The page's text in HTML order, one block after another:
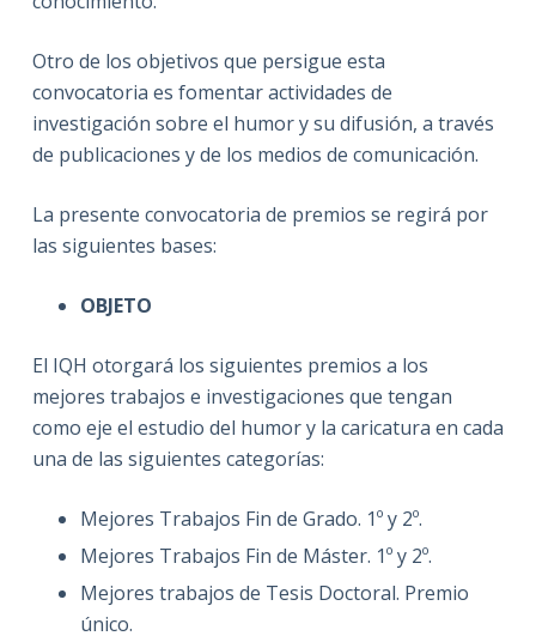
Otro de los objetivos que persigue esta
convocatoria es fomentar actividades de
investigación sobre el humor y su difusión, a través
de publicaciones y de los medios de comunicación.
La presente convocatoria de premios se regirá por
las siguientes bases:
OBJETO
El IQH otorgará los siguientes premios a los
mejores trabajos e investigaciones que tengan
como eje el estudio del humor y la caricatura en cada
una de las siguientes categorías:
Mejores Trabajos Fin de Grado. 1º y 2º.
Mejores Trabajos Fin de Máster. 1º y 2º.
Mejores trabajos de Tesis Doctoral. Premio
único.